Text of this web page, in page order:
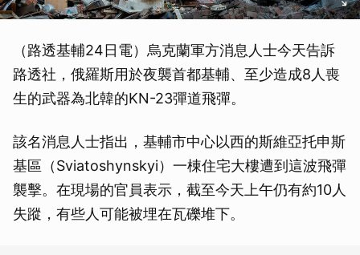
（路透基輔24日電）烏克蘭軍方消息人士今天告訴
路透社，俄羅斯用於夜襲首都基輔、至少造成8人喪
生的武器為北韓的KN-23彈道飛彈。
該名消息人士指出，基輔市中心以西的斯維亞托申斯
基區（Sviatoshynskyi）一棟住宅大樓遭到這波飛彈
襲擊。在現場的官員表示，截至今天上午仍有約10人
失蹤，有些人可能被埋在瓦礫堆下。